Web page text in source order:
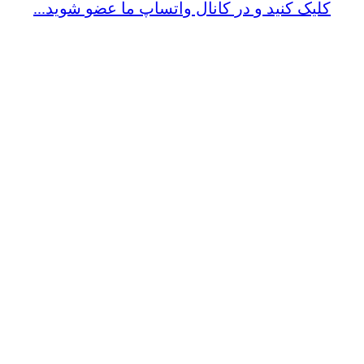
کلیک کنید و در کانال واتساپ ما عضو شوید...